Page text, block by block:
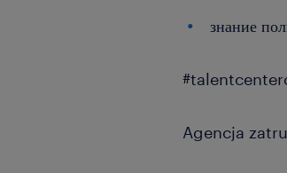
знание
Agencja